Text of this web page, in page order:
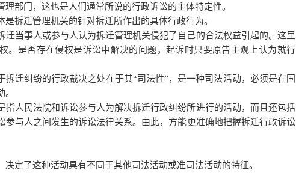
部门，这也是人们通常所说的行政诉讼的主体特定性。
是拆迁管理机关的针对拆迁所作出的具体行政行为。
迁当事人或参与人认为拆迁管理机关侵犯了自己的合法权益引起的。这里
。是否存在侵权是诉讼中解决的问题，起诉时只要原告主观上认为就行
拆迁纠纷的行政裁决之处在于其“司法性”，是一种司法活动，必须是在国
指人民法院和诉讼参与人为解决拆迁行政纠纷所进行的活动，而且还包括
参与人之间发生的诉讼法律关系。由此，方能更准确地把握拆迁行政诉讼
定了这种活动具有不同于其他司法活动或准司法活动的特征。